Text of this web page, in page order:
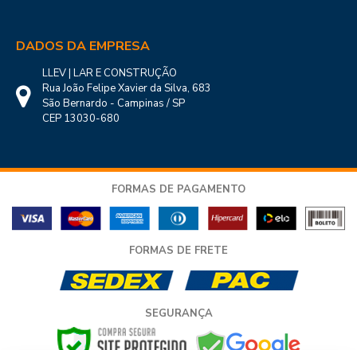
DADOS DA EMPRESA
LLEV | LAR E CONSTRUÇÃO
Rua João Felipe Xavier da Silva, 683
São Bernardo - Campinas / SP
CEP 13030-680
FORMAS DE PAGAMENTO
FORMAS DE FRETE
SEGURANÇA